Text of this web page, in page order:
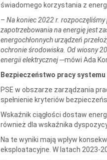
świadomego korzystania z
– Na koniec 2022 r. rozpoczęliśmy
zapotrzebowania na energię jest
energochłonnych urządzeń
ochronie środowiska. Od wiosny
energii elektrycznej─mówi Ada
Bezpieczeństwo pracy
PSE w obszarze zarządzania
spełnienie kryteriów
Wskaźnik ciągłości dostaw
również dla wskaźnika
Na te wyniki mają wpływ
eksploatacyjne. W latach 2023-